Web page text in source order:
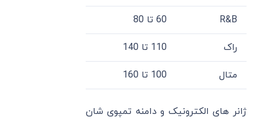
R&B 60 تا 80
راک 110 تا 140
متال 100 تا 160
ژانر های الکترونیک و دامنه تمپوی شان